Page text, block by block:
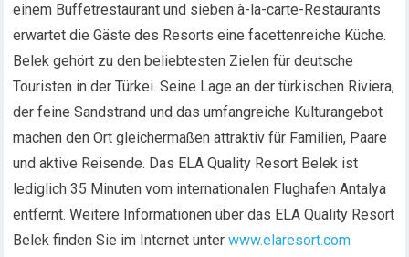
einem Buffetrestaurant und sieben à-la-carte-Restaurants
erwartet die Gäste des Resorts eine facettenreiche Küche.
Belek gehört zu den beliebtesten Zielen für deutsche
Touristen in der Türkei. Seine Lage an der türkischen Riviera,
der feine Sandstrand und das umfangreiche Kulturangebot
machen den Ort gleichermaßen attraktiv für Familien, Paare
und aktive Reisende. Das ELA Quality Resort Belek ist
lediglich 35 Minuten vom internationalen Flughafen Antalya
entfernt. Weitere Informationen über das ELA Quality Resort
Belek finden Sie im Internet unterwww.elaresort.com